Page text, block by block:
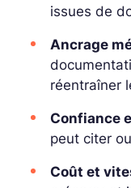
issues de
Ancrage
réentraîner
Confiance
peut citer
Coût et